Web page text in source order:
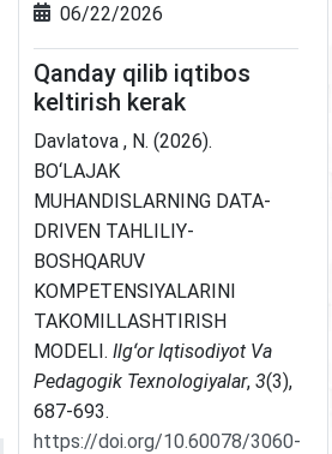
06/22/2026
Qanday qilib iqtibos
keltirish kerak
Davlatova , N. (2026).
BO‘LAJAK
MUHANDISLARNING DATA-
DRIVEN TAHLILIY-
BOSHQARUV
KOMPETENSIYALARINI
TAKOMILLASHTIRISH
MODELI. Ilgʻor Iqtisodiyot Va
Pedagogik Texnologiyalar, 3(3),
687-693.
https://doi.org/10.60078/3060-